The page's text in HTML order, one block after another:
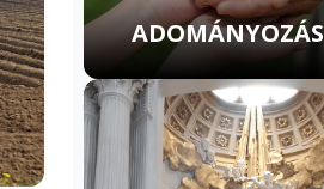
ADOMÁNYOZÁS